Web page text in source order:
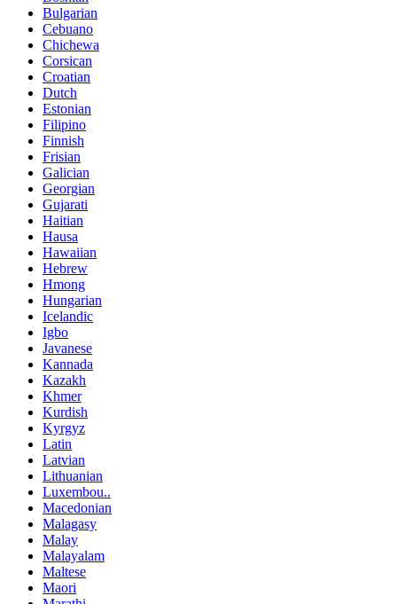
Bulgarian
Cebuano
Chichewa
Corsican
Croatian
Dutch
Estonian
Filipino
Finnish
Frisian
Galician
Georgian
Gujarati
Haitian
Hausa
Hawaiian
Hebrew
Hmong
Hungarian
Icelandic
Igbo
Javanese
Kannada
Kazakh
Khmer
Kurdish
Kyrgyz
Latin
Latvian
Lithuanian
Luxembou..
Macedonian
Malagasy
Malay
Malayalam
Maltese
Maori